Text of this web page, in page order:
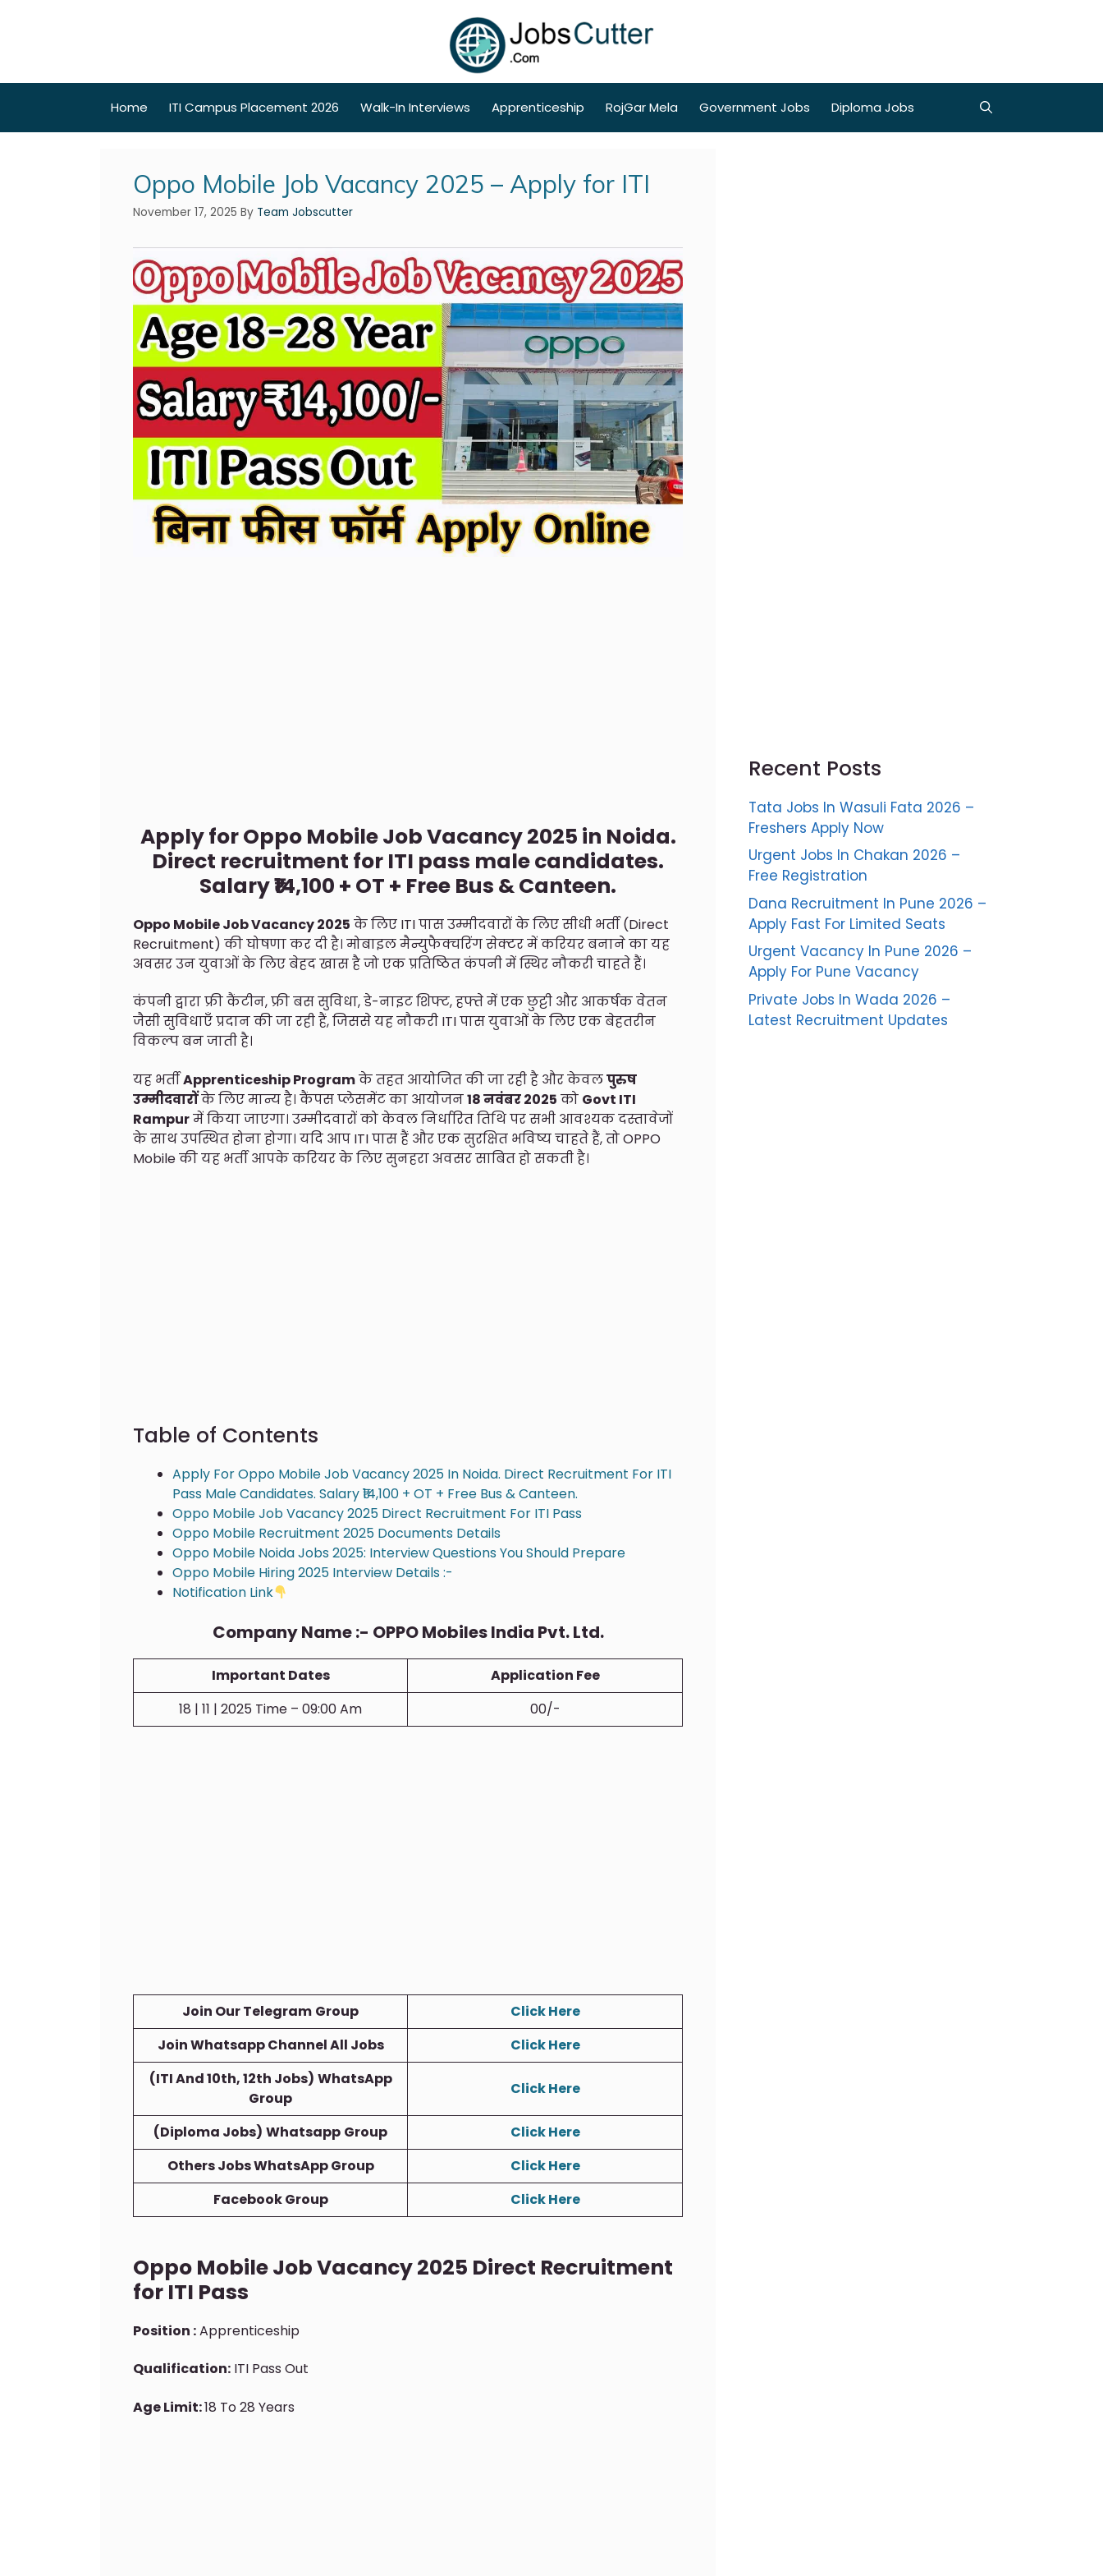
Home ITI Campus Placement 2026 Walk-In Interviews Apprenticeship RojGar Mela Government Jobs Diploma Jobs
Oppo Mobile Job Vacancy 2025 – Apply for ITI
November 17, 2025 By Team Jobscutter
Apply for Oppo Mobile Job Vacancy 2025 in Noida.
Direct recruitment for ITI pass male candidates.
Salary ₹14,100 + OT + Free Bus & Canteen.
Oppo Mobile Job Vacancy 2025 के लिए ITI पास उम्मीदवारों के लिए सीधी भर्ती (Direct
Recruitment) की घोषणा कर दी है। मोबाइल मैन्युफैक्चरिंग सेक्टर में करियर बनाने का यह
अवसर उन युवाओं के लिए बेहद खास है जो एक प्रतिष्ठित कंपनी में स्थिर नौकरी चाहते हैं।
कंपनी द्वारा फ्री कैंटीन, फ्री बस सुविधा, डे-नाइट शिफ्ट, हफ्ते में एक छुट्टी और आकर्षक वेतन
जैसी सुविधाएँ प्रदान की जा रही हैं, जिससे यह नौकरी ITI पास युवाओं के लिए एक बेहतरीन
विकल्प बन जाती है।
यह भर्तीApprenticeship Programके तहत आयोजित की जा रही है और केवलपुरुष
उम्मीदवारोंके लिए मान्य है। कैंपस प्लेसमेंट का आयोजन18 नवंबर 2025 को Govt ITI
Rampurमें किया जाएगा। उम्मीदवारों को केवल निर्धारित तिथि पर सभी आवश्यक दस्तावेजों
के साथ उपस्थित होना होगा। यदि आप ITI पास हैं और एक सुरक्षित भविष्य चाहते हैं, तो OPPO
Mobile की यह भर्ती आपके करियर के लिए सुनहरा अवसर साबित हो सकती है।
Table of Contents
Apply For Oppo Mobile Job Vacancy 2025 In Noida. Direct Recruitment For ITI
Pass Male Candidates. Salary ₹14,100 + OT + Free Bus & Canteen.
Oppo Mobile Job Vacancy 2025 Direct Recruitment For ITI Pass
Oppo Mobile Recruitment 2025 Documents Details
Oppo Mobile Noida Jobs 2025: Interview Questions You Should Prepare
Oppo Mobile Hiring 2025 Interview Details :-
Notification Link
Company Name :- OPPO Mobiles India Pvt. Ltd.
Important Dates
Application Fee
18 | 11 | 2025 Time – 09:00 Am
00/-
Join Our Telegram Group
Click Here
Join Whatsapp Channel All Jobs
Click Here
(ITI And 10th, 12th Jobs) WhatsApp
Group
Click Here
(Diploma Jobs) Whatsapp Group
Click Here
Others Jobs WhatsApp Group
Click Here
Facebook Group
Click Here
Oppo Mobile Job Vacancy 2025 Direct Recruitment
for ITI Pass
Position :Apprenticeship
Qualification: ITI Pass Out
Age Limit:18 To 28 Years
Recent Posts
Tata Jobs In Wasuli Fata 2026 –
Freshers Apply Now
Urgent Jobs In Chakan 2026 –
Free Registration
Dana Recruitment In Pune 2026 –
Apply Fast For Limited Seats
Urgent Vacancy In Pune 2026 –
Apply For Pune Vacancy
Private Jobs In Wada 2026 –
Latest Recruitment Updates